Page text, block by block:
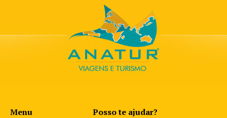
Menu Posso te ajudar?